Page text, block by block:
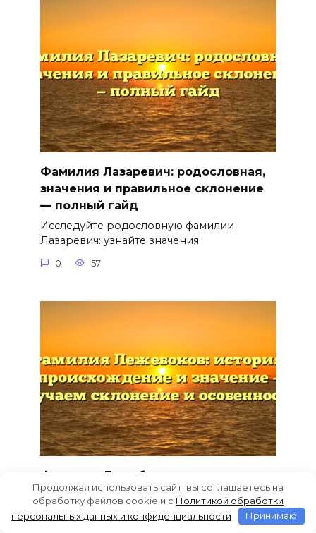
Фамилия Лазаревич: родословная,
значения и правильное склонение
— полный гайд
Исследуйте родословную фамилии
Лазаревич: узнайте значения
0 57
Фамилия Лежебоков: история,
происхождение и значение –
изучаем склонение и особенности
Продолжая использовать сайт, вы соглашаетесь на
обработку файлов cookie и c Политикой обработки
персональных данных и конфиденциальности
Принимаю